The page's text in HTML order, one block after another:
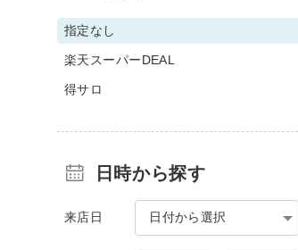
指定なし
楽天スーパーDEAL
得サロ
日時から探す
来店日 日付から選択